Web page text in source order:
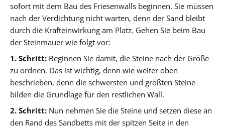
sofort mit dem Bau des Friesenwalls beginnen. Sie müssen
nach der Verdichtung nicht warten, denn der Sand bleibt
durch die Krafteinwirkung am Platz. Gehen Sie beim Bau
der Steinmauer wie folgt vor:
1. Schritt: Beginnen Sie damit, die Steine nach der Größe
zu ordnen. Das ist wichtig, denn wie weiter oben
beschrieben, denn die schwersten und größten Steine
bilden die Grundlage für den restlichen Wall.
2. Schritt: Nun nehmen Sie die Steine und setzen diese an
den Rand des Sandbetts mit der spitzen Seite in den